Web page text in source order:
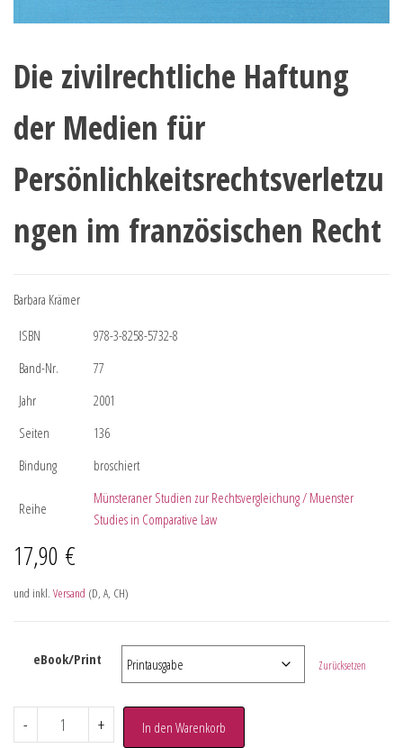
Die zivilrechtliche Haftung
der Medien für
Persönlichkeitsrechtsverletzu
ngen im französischen Recht
Barbara Krämer
ISBN
978-3-8258-5732-8
Band-Nr.
77
Jahr
2001
Seiten
136
Bindung
broschiert
Reihe
Münsteraner Studien zur Rechtsvergleichung / Muenster
Studies in Comparative Law
17,90 €
und inkl. Versand (D, A, CH)
eBook/Print Zurücksetzen
- + In den Warenkorb